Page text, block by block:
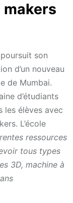
makers
son
d’un nouveau
de Mumbai.
d’étudiants
les élèves avec
L’école
ressources
tous types
3D, machine à